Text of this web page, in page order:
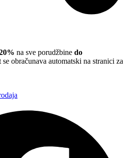
na sve porudžbine do
se obračunava automatski na stranici za